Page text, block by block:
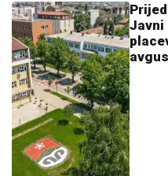
Javni